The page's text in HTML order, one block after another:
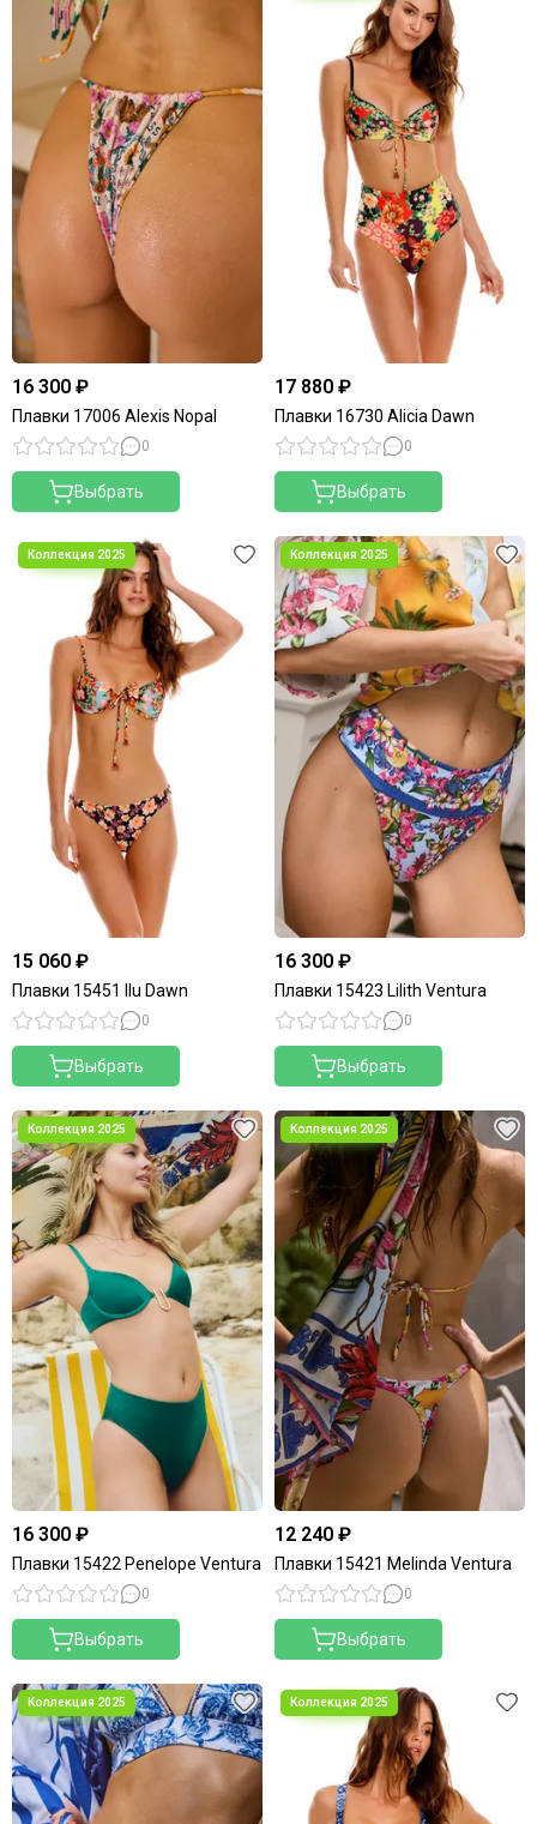
16 300 ₽
Плавки 17006 Alexis Nopal
0
Выбрать
17 880 ₽
Плавки 16730 Alicia Dawn
0
Выбрать
15 060 ₽
Плавки 15451 Ilu Dawn
0
Выбрать
16 300 ₽
Плавки 15423 Lilith Ventura
0
Выбрать
16 300 ₽
Плавки 15422 Penelope Ventura
0
Выбрать
12 240 ₽
Плавки 15421 Melinda Ventura
0
Выбрать